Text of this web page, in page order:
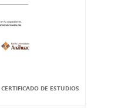
DE ESTUDIOS